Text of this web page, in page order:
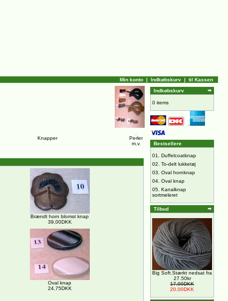
Min konto | Indkøbskurv | til Kassen
Knapper
Perler
m.v.
Brændt horn blomst knap
39,00DKK
Oval knap
24,75DKK
Indkøbskurv
0 items
Bestsellere
01. Duffelcoatknap
02. To-delt lukketøj
03. Oval hornknap
04. Oval knap
05. Kanalknap
sortmeleret
Tilbud
Big Soft.Stærkt nedsat fra
27.50kr
17,00DKK
20,00DKK